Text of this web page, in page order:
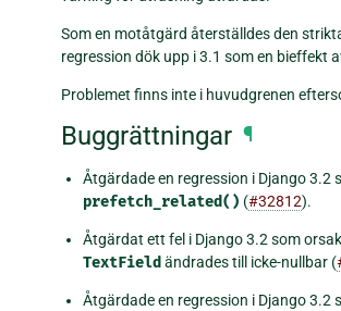
Som en motåtgärd återställdes den
regression dök upp i 3.1 som en bieffekt
Problemet finns inte i huvudgrenen
Buggrättningar ¶
Åtgärdade en regression i Django 3.2
prefetch_related() (#32812).
Åtgärdat ett fel i Django 3.2 som
TextField ändrades till icke-nullbar (
Åtgärdade en regression i Django 3.2